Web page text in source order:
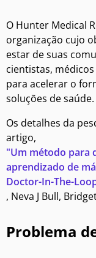
O Hunter Medical
organização cujo
estar de suas
cientistas,
para acelerar o
soluções de saúde.
Os detalhes da
artigo,
"Um método para
aprendizado de
Doctor-In-The-
, Neva J Bull,
Problema